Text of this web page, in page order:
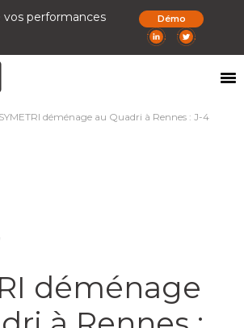
vos performances Démo
SYMETRI déménage au Quadri à Rennes : J-4
déménage